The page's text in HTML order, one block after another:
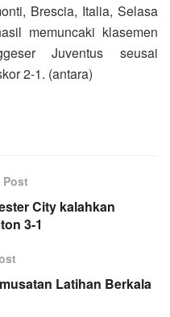
Brescia, Italia, Selasa
memuncaki klasemen
Juventus seusai
2-1. (antara)
Post
City kalahkan
3-1
Latihan Berkala